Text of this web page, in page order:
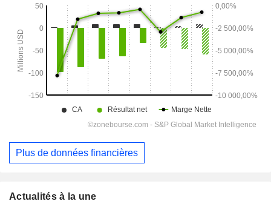
Plus de données financières
Actualités à la une